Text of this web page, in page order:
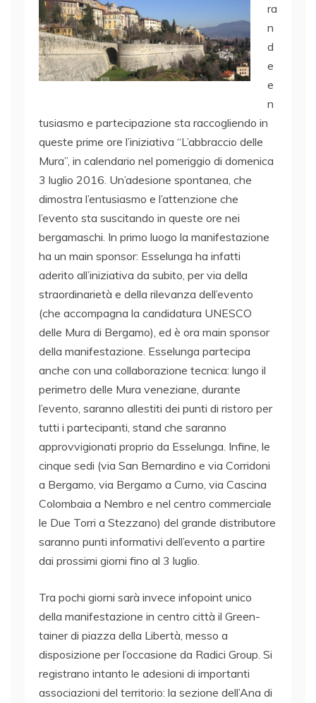
ra
n
d
e
e
n
tusiasmo e partecipazione sta raccogliendo in
queste prime ore l’iniziativa “L’abbraccio delle
Mura”, in calendario nel pomeriggio di domenica
3 luglio 2016. Un’adesione spontanea, che
dimostra l’entusiasmo e l’attenzione che
l’evento sta suscitando in queste ore nei
bergamaschi. In primo luogo la manifestazione
ha un main sponsor: Esselunga ha infatti
aderito all’iniziativa da subito, per via della
straordinarietà e della rilevanza dell’evento
(che accompagna la candidatura UNESCO
delle Mura di Bergamo), ed è ora main sponsor
della manifestazione. Esselunga partecipa
anche con una collaborazione tecnica: lungo il
perimetro delle Mura veneziane, durante
l’evento, saranno allestiti dei punti di ristoro per
tutti i partecipanti, stand che saranno
approvvigionati proprio da Esselunga. Infine, le
cinque sedi (via San Bernardino e via Corridoni
a Bergamo, via Bergamo a Curno, via Cascina
Colombaia a Nembro e nel centro commerciale
le Due Torri a Stezzano) del grande distributore
saranno punti informativi dell’evento a partire
dai prossimi giorni fino al 3 luglio.
Tra pochi giorni sarà invece infopoint unico
della manifestazione in centro città il Green-
tainer di piazza della Libertà, messo a
disposizione per l’occasione da Radici Group. Si
registrano intanto le adesioni di importanti
associazioni del territorio: la sezione dell’Ana di